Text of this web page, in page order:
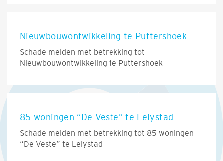
Nieuwbouwontwikkeling te Puttershoek
Schade melden met betrekking tot
Nieuwbouwontwikkeling te Puttershoek
85 woningen “De Veste” te Lelystad
Schade melden met betrekking tot 85 woningen
“De Veste” te Lelystad